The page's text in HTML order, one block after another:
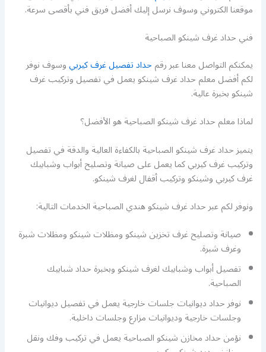
موقعنا الكتروني وسوف نرسل إليك أفضل فريق فني بأقصى سرعة.
فني حداد غرف شينكو الصباحية
يمكنكم التواصل معنا عبر رقمحداد تفصيل غرف كيربيوسوف نوفر
لكم أفضل معلم حداد غرف شينكو يعمل في تفصيل وتركيب غرف
شينكو بخبرة عالية.
لماذا معلم حداد غرف شينكو الصباحية هو الأفضل؟
يتميز حداد غرف شينكو الصباحية بالكفاءة العالية والدقة في تفصيل
وتركيب غرف كيربي كما يعمل على صيانة وتصليح أبواب وشبابيك
غرف كيربي وشينكو وتركيب أقفال لغرف شينكو.
ونوفر لكم عبر حداد غرف شينكو هندي الصباحية الخدمات التالية:
صيانة وتصليح غرف تخزين شينكو ومظلات شينكو ومظلات شبرة
وغرف شبرة.
تفصيل أبواب وشبابيك لغرف شينكو وبخبرة حداد شبابيك
الصباحية.
نوفر حداد ديوانيات جلسات خارجية يعمل في تفصيل ديوانيات
وجلسات خارجية وديوانيات مزارع وجلسات داخلية.
نؤمن حداد مخازن شينكو الصباحية يعمل في تركيب وفك ونقل